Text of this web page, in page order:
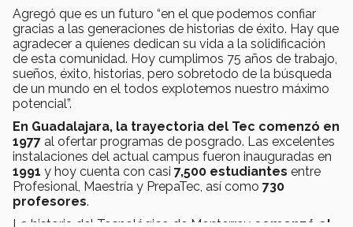
Agregó que es un futuro “en el que podemos confiar
gracias a las generaciones de historias de éxito. Hay que
agradecer a quienes dedican su vida a la solidificación
de esta comunidad. Hoy cumplimos 75 años de trabajo,
sueños, éxito, historias, pero sobretodo de la búsqueda
de un mundo en el todos explotemos nuestro máximo
potencial”.
En Guadalajara, la trayectoria del Tec comenzó en
1977 al ofertar programas de posgrado. Las excelentes
instalaciones del actual campus fueron inauguradas en
1991 y hoy cuenta con casi 7,500 estudiantes entre
Profesional, Maestría y PrepaTec, así como 730
profesores.